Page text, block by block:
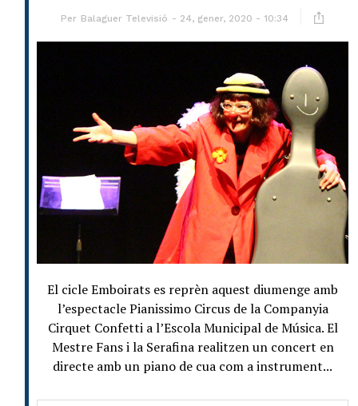
Per Balaguer Televisió 24, gener, 2020 - 10:34
El cicle Emboirats es reprèn aquest diumenge amb
l’espectacle Pianissimo Circus de la Companyia
Cirquet Confetti a l’Escola Municipal de Música. El
Mestre Fans i la Serafina realitzen un concert en
directe amb un piano de cua com a instrument...